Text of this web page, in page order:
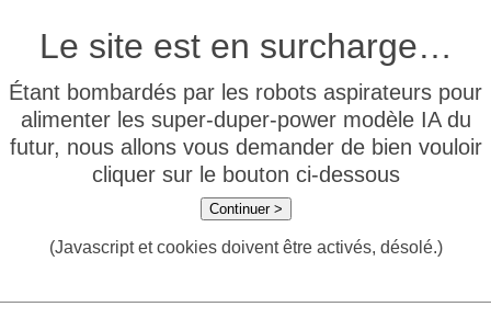
Le site est en surcharge…
Étant bombardés par les robots aspirateurs pour
alimenter les super-duper-power modèle IA du
futur, nous allons vous demander de bien vouloir
cliquer sur le bouton ci-dessous
Continuer >
(Javascript et cookies doivent être activés, désolé.)